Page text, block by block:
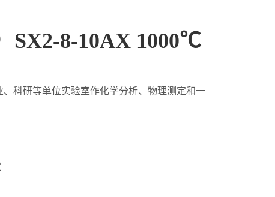
SX2-8-10AX 1000℃
科研等单位实验室作化学分析、物理测定和一